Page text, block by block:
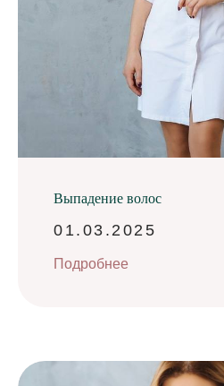
Выпадение волос
01.03.2025
Подробнее